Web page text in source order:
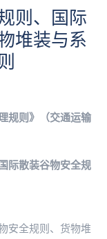
则、国际
堆装与系
规则》（交通运输
际散装谷物安全规
安全规则、货物堆